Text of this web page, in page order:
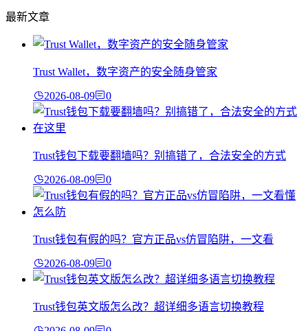
最新文章
Trust Wallet，数字资产的安全随身管家
2026-08-09 0
Trust钱包下载要翻墙吗？别搞错了，合法安全的方式
2026-08-09 0
Trust钱包有假的吗？官方正品vs仿冒陷阱，一文看
2026-08-09 0
Trust钱包英文版怎么改？超详细多语言切换教程